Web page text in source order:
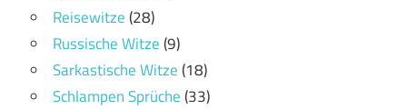
Reisewitze(28)
Russische Witze(9)
Sarkastische Witze(18)
Schlampen Sprüche(33)